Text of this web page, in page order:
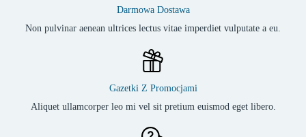
Darmowa Dostawa
Non pulvinar aenean ultrices lectus vitae imperdiet vulputate a eu.
Gazetki Z Promocjami
Aliquet ullamcorper leo mi vel sit pretium euismod eget libero.